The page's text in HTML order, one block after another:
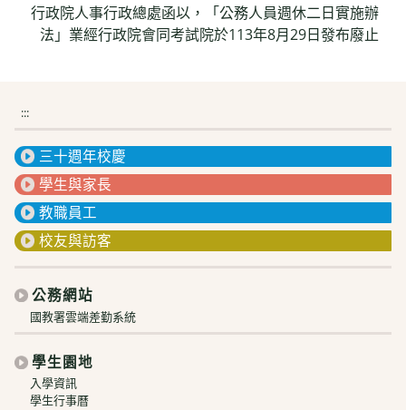
行政院人事行政總處函以，「公務人員週休二日實施辦
法」業經行政院會同考試院於113年8月29日發布廢止
:::
三十週年校慶
學生與家長
教職員工
校友與訪客
公務網站
國教署雲端差勤系統
學生園地
入學資訊
學生行事曆